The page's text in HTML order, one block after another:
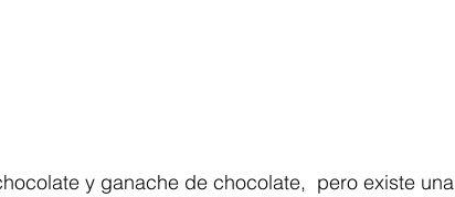
y ganache de chocolate,  pero existe una